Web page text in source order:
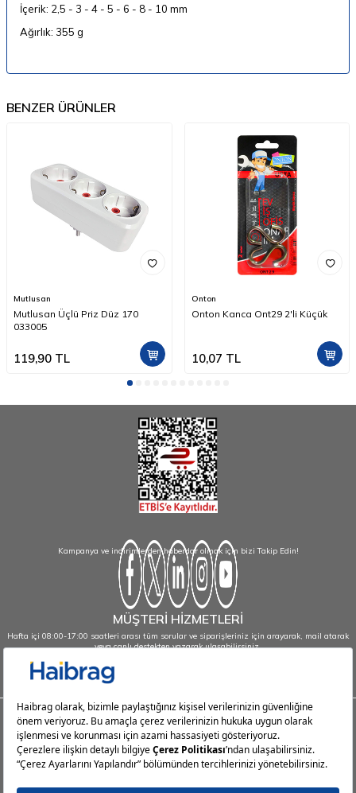
İçerik: 2,5 - 3 - 4 - 5 - 6 - 8 - 10 mm
Ağırlık: 355 g
BENZER ÜRÜNLER
Mutlusan
Mutlusan Üçlü Priz Düz 170
033005
119,90 TL
Onton
Onton Kanca Ont29 2'li Küçük
10,07 TL
Kampanya ve indirimlerden haberdar olmak için bizi Takip Edin!
MÜŞTERİ HİZMETLERİ
Hafta içi 08:00-17:00 saatleri arası tüm sorular ve siparişleriniz için arayarak, mail atarak
veya canlı destekten yazarak ulaşabilirsiniz.
info@haibrag.com - 0850 532 43 23
Haibrag.com
Kategoriler
Popüler Sayfalar